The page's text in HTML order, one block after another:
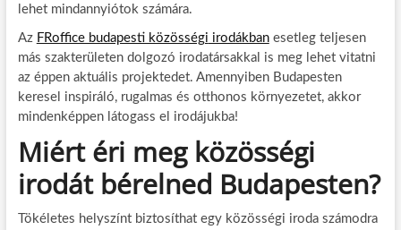
lehet mindannyiótok számára.
Az FRoffice budapesti közösségi irodákbanesetleg teljesen
más szakterületen dolgozó irodatársakkal is meg lehet vitatni
az éppen aktuális projektedet. Amennyiben Budapesten
keresel inspiráló, rugalmas és otthonos környezetet, akkor
mindenképpen látogass el irodájukba!
Miért éri meg közösségi
irodát bérelned Budapesten?
Tökéletes helyszínt biztosíthat egy közösségi iroda számodra